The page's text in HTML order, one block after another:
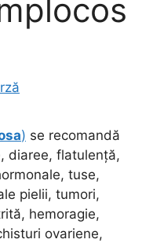
) se recomandă
diaree, flatulenţă,
tuse,
pielii, tumori,
hemoragie,
ovariene,